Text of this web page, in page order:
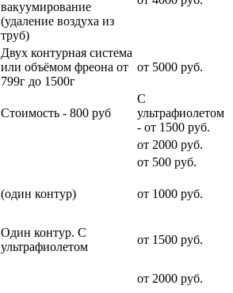
вакуумирование
(удаление воздуха из
труб)
Двух контурная система
или объёмом фреона от
799г до 1500г
от 5000 руб.
Стоимость - 800 руб
С
ультрафиолетом
- от 1500 руб.
от 2000 руб.
от 500 руб.
(один контур) от 1000 руб.
Один контур. С
ультрафиолетом
от 1500 руб.
от 2000 руб.